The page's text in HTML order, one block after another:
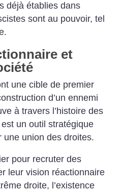
déjà établies dans
sont au pouvoir, tel
et
une cible de premier
d’un ennemi
à travers l’histoire des
un outil stratégique
une union des droites.
pour recruter des
leur vision réactionnaire
droite, l’existence